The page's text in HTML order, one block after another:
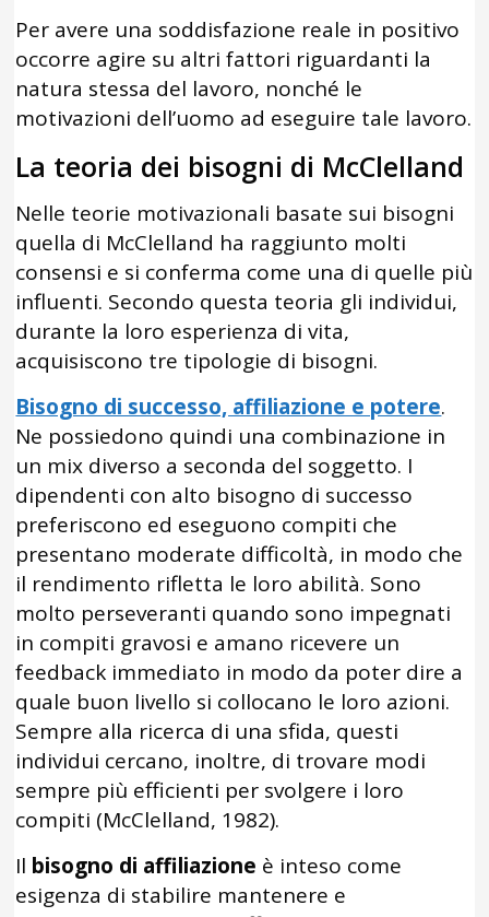
Per avere una soddisfazione reale in positivo
occorre agire su altri fattori riguardanti la
natura stessa del lavoro, nonché le
motivazioni dell’uomo ad eseguire tale lavoro.
La teoria dei bisogni di McClelland
Nelle teorie motivazionali basate sui bisogni
quella di McClelland ha raggiunto molti
consensi e si conferma come una di quelle più
influenti. Secondo questa teoria gli individui,
durante la loro esperienza di vita,
acquisiscono tre tipologie di bisogni.
Bisogno di successo, affiliazione e potere.
Ne possiedono quindi una combinazione in
un mix diverso a seconda del soggetto. I
dipendenti con alto bisogno di successo
preferiscono ed eseguono compiti che
presentano moderate difficoltà, in modo che
il rendimento rifletta le loro abilità. Sono
molto perseveranti quando sono impegnati
in compiti gravosi e amano ricevere un
feedback immediato in modo da poter dire a
quale buon livello si collocano le loro azioni.
Sempre alla ricerca di una sfida, questi
individui cercano, inoltre, di trovare modi
sempre più efficienti per svolgere i loro
compiti (McClelland, 1982).
Il bisogno di affiliazione è inteso come
esigenza di stabilire mantenere e